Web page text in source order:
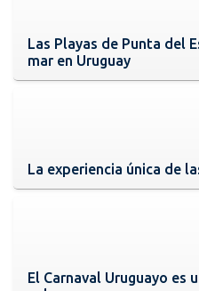
Las Playas de Punta del
mar en Uruguay
La experiencia única de
El Carnaval Uruguayo es